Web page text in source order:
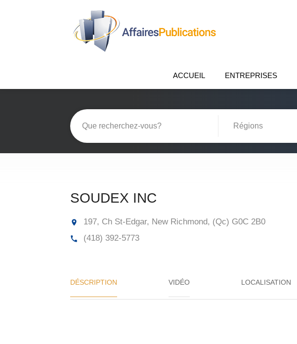
ACCUEIL ENTREPRISES
SOUDEX INC
197, Ch St-Edgar, New Richmond, (Qc) G0C 2B0
(418) 392-5773
DÉSCRIPTION VIDÉO